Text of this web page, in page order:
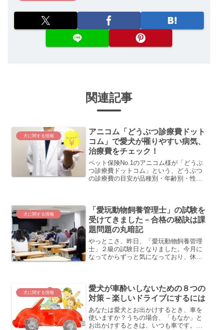
関連記事
犬に関する情報
アニコム「どうぶつ診療費ドット
コム」で愛犬が罹りやすい病気、
治療費をチェック！
ペット保険No.1のアニコム様が「どうぶ
つ診療費ドットコム」という、どうぶつ
の診療費の目安が品種別・年齢別・性別
た、愛犬の症状から...
犬に関する情報
「愛玩動物飼養管理士」の試験を
受けてきました－合格の秘訣は課
題問題の丸暗記
やっとこさ、昨日、「愛玩動物飼養管理
士」２級の試験日となりました。今月に
なってからずっと気になっており、休み
去問があれば、完璧に自信...
犬に関する情報
愛犬が車酔いしないための８つの
対策－楽しいドライブにするには
あなたは愛犬とお出かけするとき、車を
使いますか？うちの場合、「もなか」と
お出かけするときは、いつも車です。近